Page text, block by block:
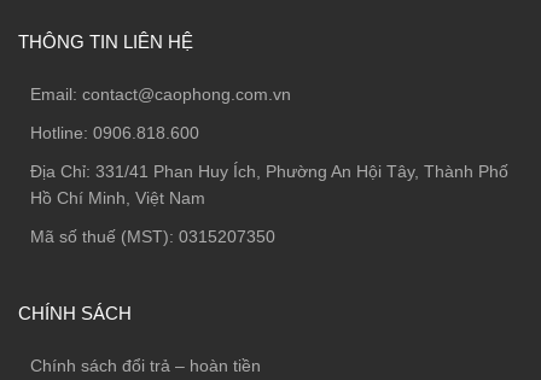
THÔNG TIN LIÊN HỆ
Email: contact@caophong.com.vn
Hotline: 0906.818.600
Địa Chỉ: 331/41 Phan Huy Ích, Phường An Hội Tây, Thành Phố
Hồ Chí Minh, Việt Nam
Mã số thuế (MST): 0315207350
CHÍNH SÁCH
Chính sách đổi trả – hoàn tiền